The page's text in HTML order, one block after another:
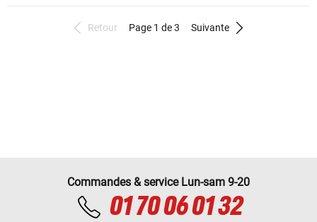
Retour Page 1 de 3 Suivante
Commandes & service Lun-sam 9-20
01 70 06 01 32